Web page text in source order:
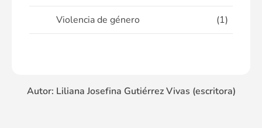
Violencia de género (1)
Autor: Liliana Josefina Gutiérrez Vivas (escritora)